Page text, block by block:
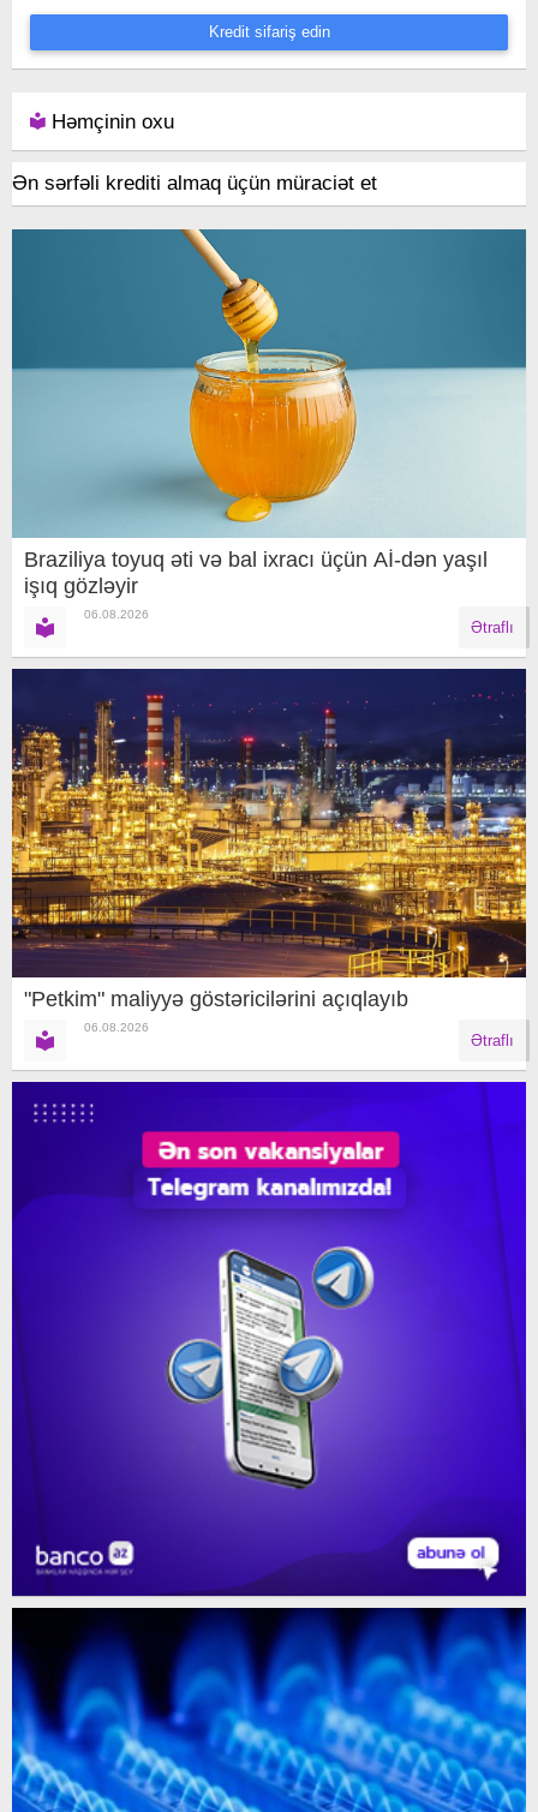
Kredit sifariş edin
Həmçinin oxu
Ən sərfəli krediti almaq üçün müraciət et
Braziliya toyuq əti və bal ixracı üçün Aİ-dən yaşıl
işıq gözləyir
06.08.2026
Ətraflı
"Petkim" maliyyə göstəricilərini açıqlayıb
06.08.2026
Ətraflı